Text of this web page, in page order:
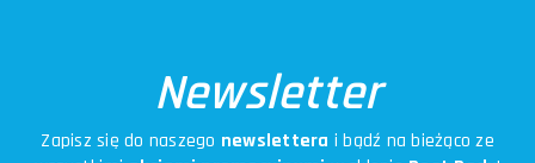
Newsletter
Zapisz się do naszego newslettera i bądź na bieżąco ze